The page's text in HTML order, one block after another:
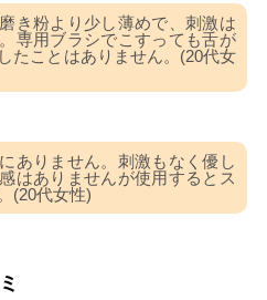
き粉より少し薄めで、刺激は
専用ブラシでこすっても舌が
たことはありません。(20代女
ありません。刺激もなく優し
はありませんが使用するとス
(20代女性)